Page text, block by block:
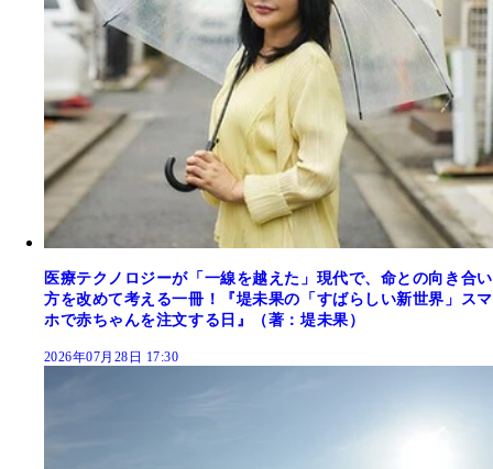
医療テクノロジーが「一線を越えた」現代で、命との向き合い
方を改めて考える一冊！『堤未果の「すばらしい新世界」スマ
ホで赤ちゃんを注文する日』（著：堤未果）
2026年07月28日 17:30